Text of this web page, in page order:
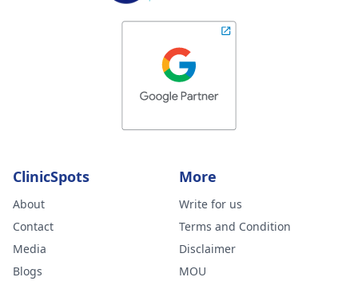
ClinicSpots
About
Contact
Media
Blogs
More
Write for us
Terms and Condition
Disclaimer
MOU